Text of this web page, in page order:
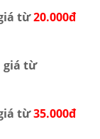
từ20.000đ
giá từ
từ35.000đ